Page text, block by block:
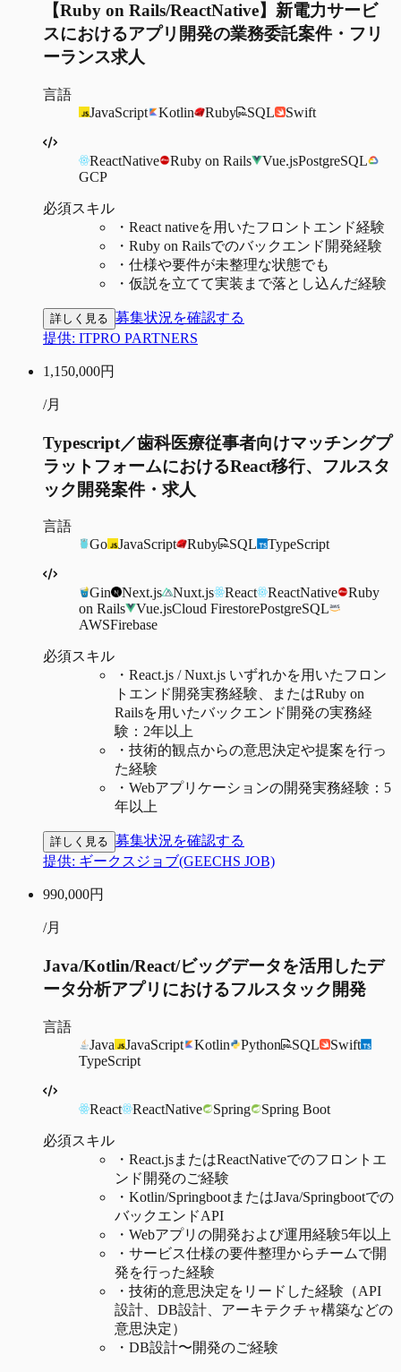
【Ruby on Rails/ReactNative】新電力サービ
スにおけるアプリ開発の業務委託案件・フリ
ーランス求人
言語
JavaScript
Kotlin Ruby SQL Swift
ReactNative Ruby on Rails Vue.jsPostgreSQL
GCP
必須スキル
・ React nativeを用いたフロントエンド経験
・ Ruby on Railsでのバックエンド開発経験
・ 仕様や要件が未整理な状態でも
・ 仮説を立てて実装まで落とし込んだ経験
詳しく見る 募集状況を確認する
提供: ITPRO PARTNERS
1,150,000円
/月
Typescript／歯科医療従事者向けマッチングプ
ラットフォームにおけるReact移行、フルスタ
ック開発案件・求人
言語
Go
JavaScript Ruby SQL TypeScript
Gin Next.js Nuxt.js React ReactNative
Ruby
on Rails
Vue.jsCloud FirestorePostgreSQL
AWSFirebase
必須スキル
・ React.js / Nuxt.js いずれかを用いたフロン
トエンド開発実務経験、またはRuby on
Railsを用いたバックエンド開発の実務経
験：2年以上
・ 技術的観点からの意思決定や提案を行っ
た経験
・ Webアプリケーションの開発実務経験：5
年以上
詳しく見る 募集状況を確認する
提供: ギークスジョブ(GEECHS JOB)
990,000円
/月
Java/Kotlin/React/ビッグデータを活用したデ
ータ分析アプリにおけるフルスタック開発
言語
Java
JavaScript Kotlin Python SQL
Swift
TypeScript
React ReactNative Spring Spring Boot
必須スキル
・ React.jsまたはReactNativeでのフロントエ
ンド開発のご経験
・ Kotlin/SpringbootまたはJava/Springbootでの
バックエンドAPI
・ Webアプリの開発および運用経験5年以上
・ サービス仕様の要件整理からチームで開
発を行った経験
・ 技術的意思決定をリードした経験（API
設計、DB設計、アーキテクチャ構築などの
意思決定）
・ DB設計〜開発のご経験